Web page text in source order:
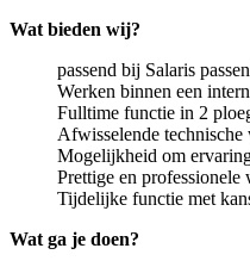
Wat bieden wij?
passend bij Salaris
Werken binnen een
Fulltime functie in 2
Afwisselende technische
Mogelijkheid om
Prettige en professionele
Tijdelijke functie met
Wat ga je doen?